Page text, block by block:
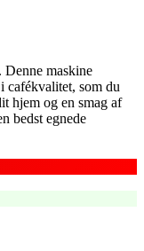
Denne maskine
cafékvalitet, som du
hjem og en smag af
bedst egnede